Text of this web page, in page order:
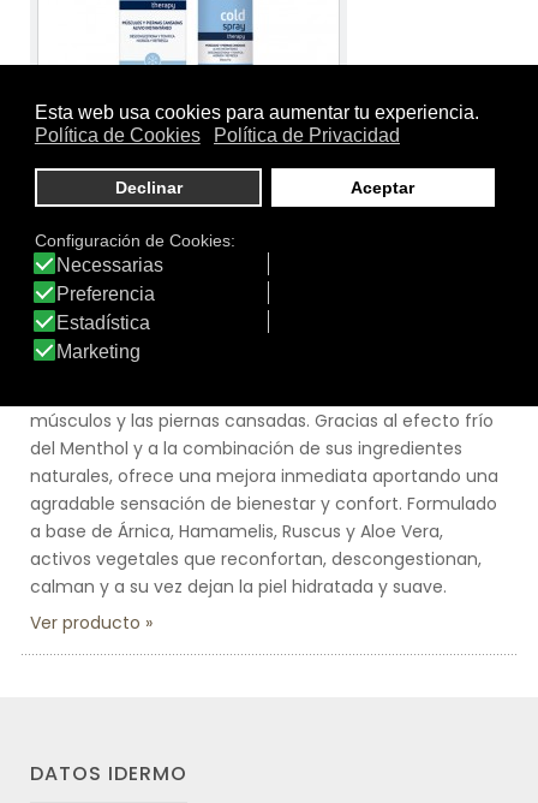
Tamaño:250 ml
Marca:Exdol
Línea: Cold Therapy
SPRAY EFECTO FRÍO COLD THERAPY
músculos y las piernas cansadas. Gracias al efecto frío
del Menthol y a la combinación de sus ingredientes
naturales, ofrece una mejora inmediata aportando una
agradable sensación de bienestar y confort. Formulado
a base de Árnica, Hamamelis, Ruscus y Aloe Vera,
activos vegetales que reconfortan, descongestionan,
calman y a su vez dejan la piel hidratada y suave.
Ver producto
DATOS IDERMO